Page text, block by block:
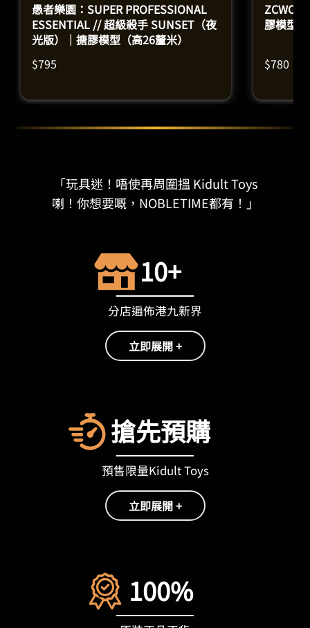
愚者樂園：SUPER PROFESSIONAL
ESSENTIAL // 超級殺手 SUNSET（夜
光版）｜搪膠模型（高26釐米）
$795
ZCWO x
膠模型
$780
「玩具迷！唔使再周圍搵 Kidult Toys
喇！你想要嘅，NOBLETIME都有！」
10+
分店遍佈港九新界
立即展開 +
搶先預購
預售限量Kidult Toys
立即展開 +
100%